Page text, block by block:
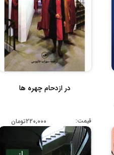
در ازدحام چهره ها
قیمت: 220,000تومان